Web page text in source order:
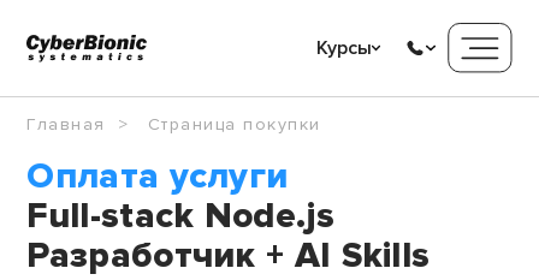
Курсы
Главная Страница покупки
Оплата услуги
Full-stack Node.js
Разработчик + AI Skills